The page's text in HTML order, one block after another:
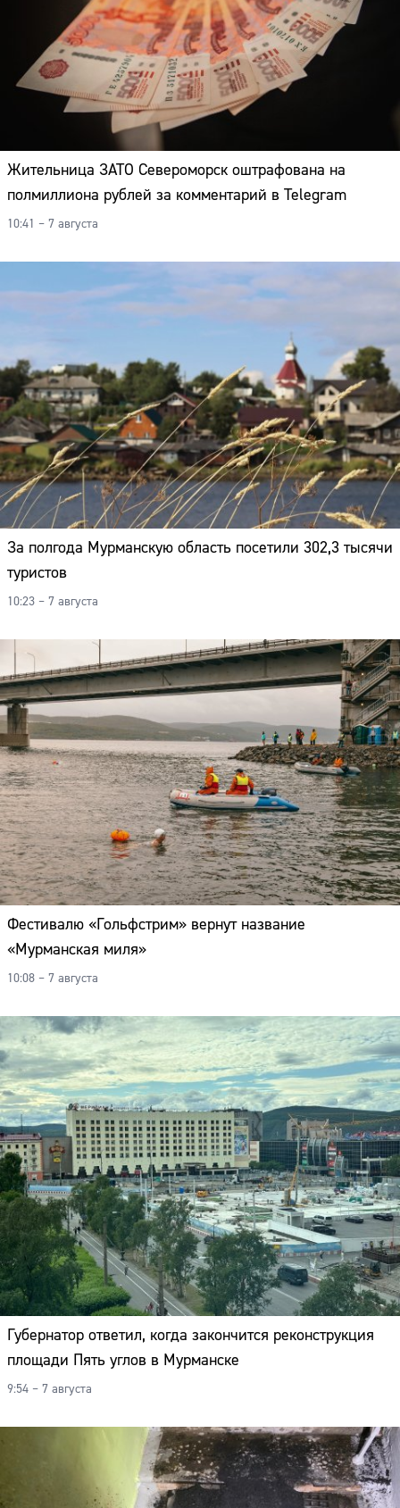
Жительница ЗАТО Североморск оштрафована на
полмиллиона рублей за комментарий в Telegram
10:41 – 7 августа
За полгода Мурманскую область посетили 302,3 тысячи
туристов
10:23 – 7 августа
Фестивалю «Гольфстрим» вернут название
«Мурманская миля»
10:08 – 7 августа
Губернатор ответил, когда закончится реконструкция
площади Пять углов в Мурманске
9:54 – 7 августа
Адрес:
Телефон: